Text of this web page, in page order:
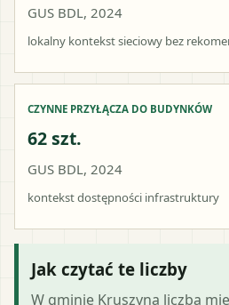
GUS BDL, 2024
lokalny kontekst sieciowy bez
CZYNNE PRZYŁĄCZA DO BUDYNKÓW
62 szt.
GUS BDL, 2024
kontekst dostępności infrastruktury
Jak czytać te liczby
W gminie Kruszyna liczba